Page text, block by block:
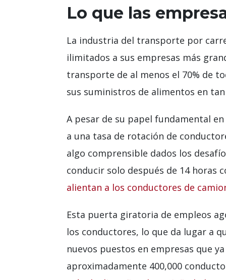
Lo que las
La industria del transporte por
ilimitados a sus empresas más
transporte de al menos el 70% de
sus suministros de alimentos en
A pesar de su papel fundamental
a una tasa de rotación de
algo comprensible dados los
conducir solo después de 14 horas
alientan a los conductores de
Esta puerta giratoria de empleos
los conductores, lo que da lugar a
nuevos puestos en empresas que
aproximadamente 400,000